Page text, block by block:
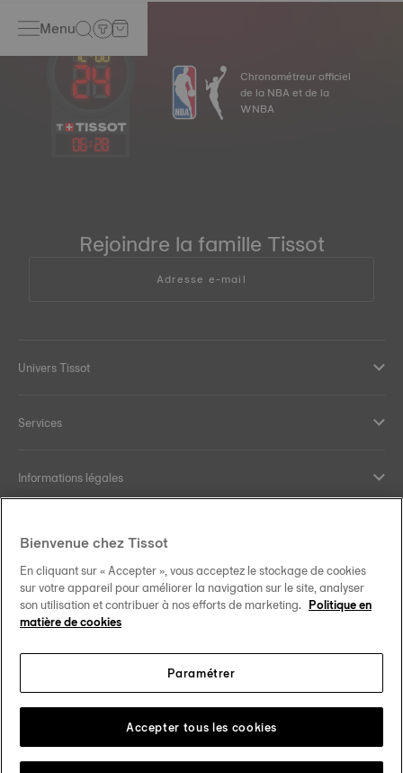
Menu
06:28
Chronométreur officiel
de la NBA et de la
WNBA
Rejoindre la famille Tissot
Adresse e-mail
Univers Tissot
Services
Informations légales
Nos engagements
Suivez-nous sur les réseaux sociaux
Changer de pays Tissot Copyrights 2026
Bienvenue chez Tissot
En cliquant sur « Accepter », vous acceptez le stockage de cookies
sur votre appareil pour améliorer la navigation sur le site, analyser
son utilisation et contribuer à nos efforts de marketing. Politique en
matière de cookies
Paramétrer
Accepter tous les cookies